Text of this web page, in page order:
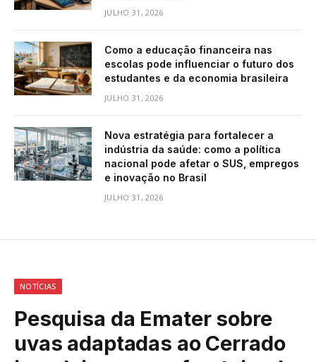
JULHO 31, 2026
Como a educação financeira nas
escolas pode influenciar o futuro dos
estudantes e da economia brasileira
JULHO 31, 2026
Nova estratégia para fortalecer a
indústria da saúde: como a política
nacional pode afetar o SUS, empregos
e inovação no Brasil
JULHO 31, 2026
NOTÍCIAS
Pesquisa da Emater sobre
uvas adaptadas ao Cerrado